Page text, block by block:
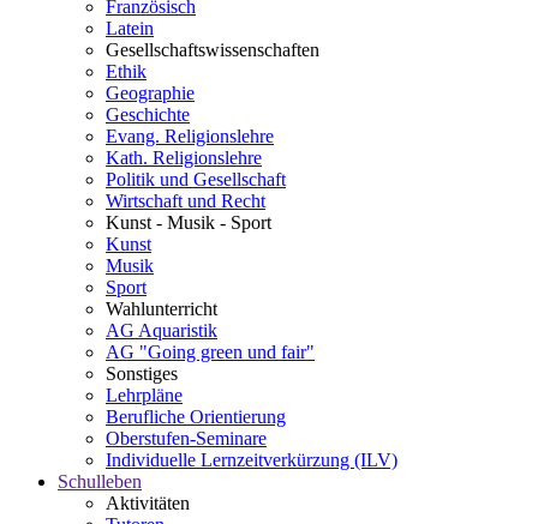
Französisch
Latein
Gesellschaftswissenschaften
Ethik
Geographie
Geschichte
Evang. Religionslehre
Kath. Religionslehre
Politik und Gesellschaft
Wirtschaft und Recht
Kunst - Musik - Sport
Kunst
Musik
Sport
Wahlunterricht
AG Aquaristik
AG "Going green und fair"
Sonstiges
Lehrpläne
Berufliche Orientierung
Oberstufen-Seminare
Individuelle Lernzeitverkürzung (ILV)
Schulleben
Aktivitäten